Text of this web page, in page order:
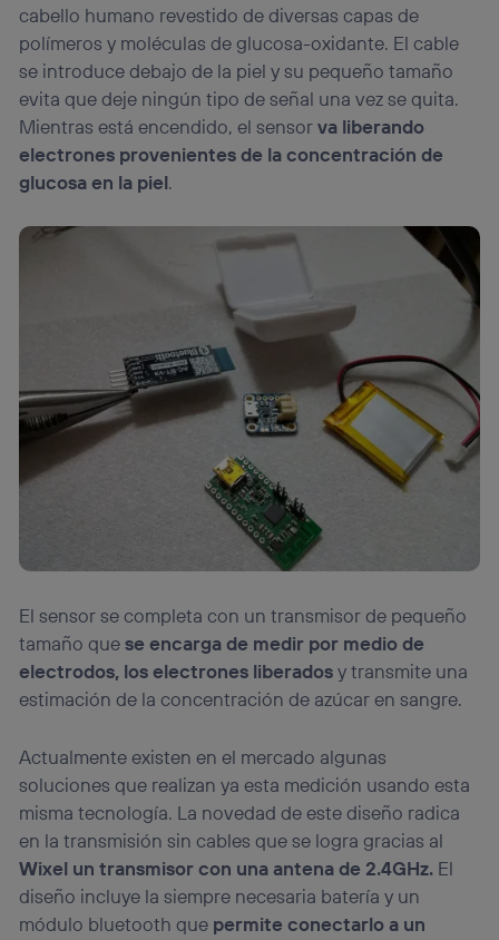
cabello humano revestido de diversas capas de
polímeros y moléculas de glucosa-oxidante. El cable
se introduce debajo de la piel y su pequeño tamaño
evita que deje ningún tipo de señal una vez se quita.
Mientras está encendido, el sensorva liberando
electrones provenientes de la concentración de
glucosa en la piel.
El sensor se completa con un transmisor de pequeño
tamaño quese encarga de medir por medio de
electrodos, los electrones liberadosy transmite una
estimación de la concentración de azúcar en sangre.
Actualmente existen en el mercado algunas
soluciones que realizan ya esta medición usando esta
misma tecnología. La novedad de este diseño radica
en la transmisión sin cables que se logra gracias al
Wixel un transmisor con una antena de 2.4GHz. El
diseño incluye la siempre necesaria batería y un
módulo bluetooth que permite conectarlo a un